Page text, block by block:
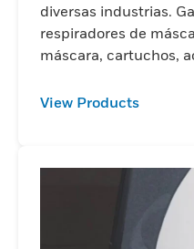
diversas industrias.
respiradores de
máscara, cartuchos,
View Products